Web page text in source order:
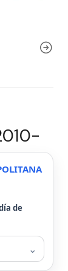
de
⌄